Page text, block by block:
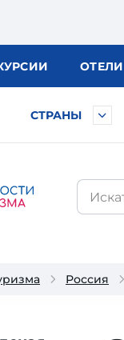
ОТЕЛИ
СТРАНЫ
Россия